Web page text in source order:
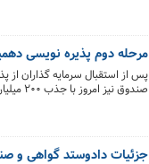
مرحله دوم پذیره ‌نویسی
صندوق نیز امروز با جذب ۲۰۰ میلیارد تومان با موفقیت به پایان رسید.
جزئیات دادوستد گواهی و